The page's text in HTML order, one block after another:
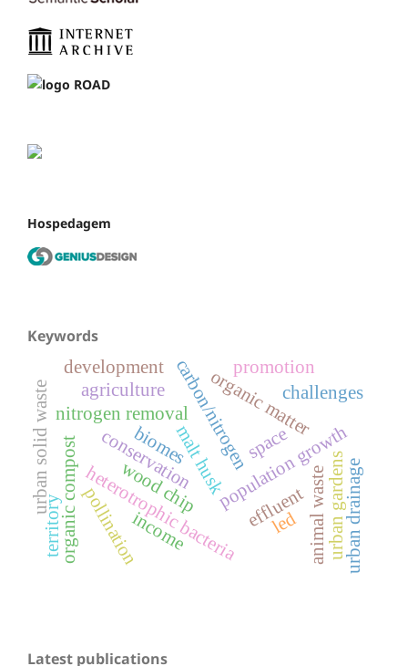
Hospedagem
Keywords
effluent
malt husk
wood chip
heterotrophic bacteria
nitrogen removal
population growth
urban solid waste carbon/nitrogen
animal waste
organic matter
conservation
pollination
organic compost urban gardens
agriculture
space
promotion
income
territory led
biomes
development
urban drainage
challenges
Latest publications